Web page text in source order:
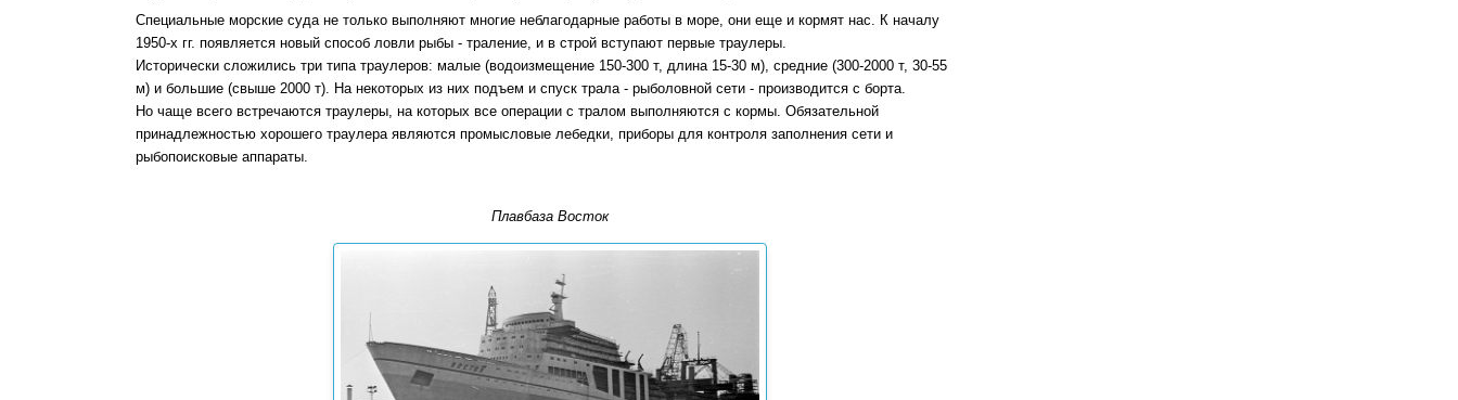
Специальные морские суда не только выполняют многие неблагодарные работы в море, они еще и кормят нас. К началу
1950-х гг. появляется новый способ ловли рыбы - траление, и в строй вступают первые траулеры.
Исторически сложились три типа траулеров: малые (водоизмещение 150-300 т, длина 15-30 м), средние (300-2000 т, 30-55
м) и большие (свыше 2000 т). На некоторых из них подъем и спуск трала - рыболовной сети - производится с борта.
Но чаще всего встречаются траулеры, на которых все операции с тралом выполняются с кормы. Обязательной
принадлежностью хорошего траулера являются промысловые лебедки, приборы для контроля заполнения сети и
рыбопоисковые аппараты.
Плавбаза Восток